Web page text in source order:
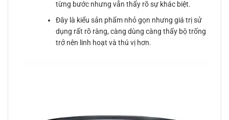
từng bước nhưng vẫn thấy rõ sự khác biệt.
Đây là kiểu sản phẩm nhỏ gọn nhưng giá trị sử
dụng rất rõ ràng, càng dùng càng thấy bộ trống
trở nên linh hoạt và thú vị hơn.